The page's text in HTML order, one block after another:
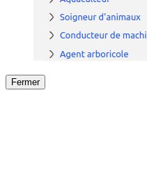
Fermer